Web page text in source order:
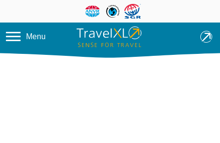
Overslaan en naar de inhoud
Menu